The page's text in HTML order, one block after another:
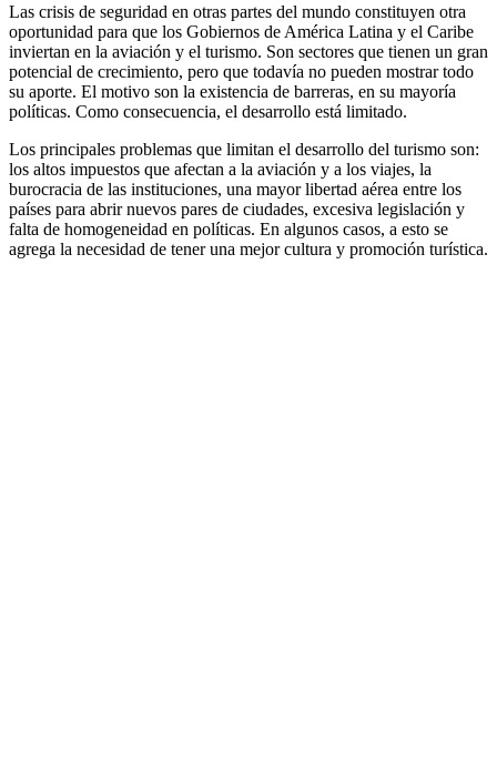
Las crisis de seguridad en otras partes del mundo constituyen otra
oportunidad para que los Gobiernos de América Latina y el Caribe
inviertan en la aviación y el turismo. Son sectores que tienen un gran
potencial de crecimiento, pero que todavía no pueden mostrar todo
su aporte. El motivo son la existencia de barreras, en su mayoría
políticas. Como consecuencia, el desarrollo está limitado.
Los principales problemas que limitan el desarrollo del turismo son:
los altos impuestos que afectan a la aviación y a los viajes, la
burocracia de las instituciones, una mayor libertad aérea entre los
países para abrir nuevos pares de ciudades, excesiva legislación y
falta de homogeneidad en políticas. En algunos casos, a esto se
agrega la necesidad de tener una mejor cultura y promoción turística.